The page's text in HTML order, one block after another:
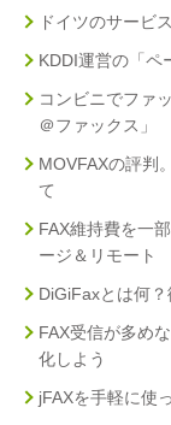
ドイツのサービ
KDDI運営の「ペ
コンビニでファ
＠ファックス」
MOVFAXの評判
て
FAX維持費を一
ージ＆リモート
DiGiFaxとは何
FAX受信が多め
化しよう
jFAXを手軽に使